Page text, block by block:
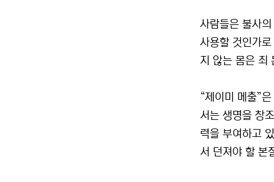
사람들은 불사
사용할 것인가
지 않는 몸은 죄
“제이미 메출”
서는 생명을 창
력을 부여하고
서 던져야 할 본